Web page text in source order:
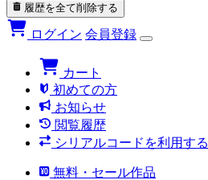
履歴を全て削除する
ログイン 会員登録
カート
初めての方
お知らせ
閲覧履歴
シリアルコードを利用する
無料・セール作品